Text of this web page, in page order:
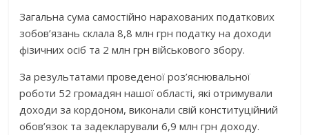
Загальна сума самостійно нарахованих податкових
зобов’язань склала 8,8 млн грн податку на доходи
фізичних осіб та 2 млн грн військового збору.
За результатами проведеної роз’яснювальної
роботи 52 громадян нашої області, які отримували
доходи за кордоном, виконали свій конституційний
обов’язок та задекларували 6,9 млн грн доходу.